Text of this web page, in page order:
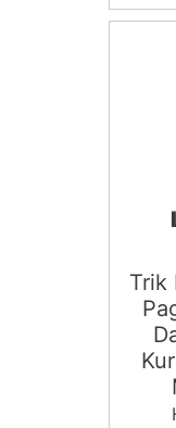
Trik